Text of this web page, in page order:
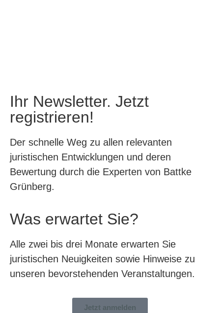
Ihr Newsletter. Jetzt
registrieren!
Der schnelle Weg zu allen relevanten
juristischen Entwicklungen und deren
Bewertung durch die Experten von Battke
Grünberg.
Was erwartet Sie?
Alle zwei bis drei Monate erwarten Sie
juristischen Neuigkeiten sowie Hinweise zu
unseren bevorstehenden Veranstaltungen.
Jetzt anmelden